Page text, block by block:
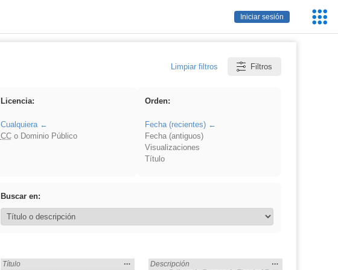
Iniciar sesión
Limpiar filtros Filtros
Licencia:
Cualquiera
CCo Dominio Público
Orden:
Fecha (recientes)
Fecha (antiguos)
Visualizaciones
Título
Buscar en:
Encontrado «Ciencias Naturales» en:
Título
Mostrar
… Encontrado «Ciencias Naturales» en:
Descripción
Mostrar
…